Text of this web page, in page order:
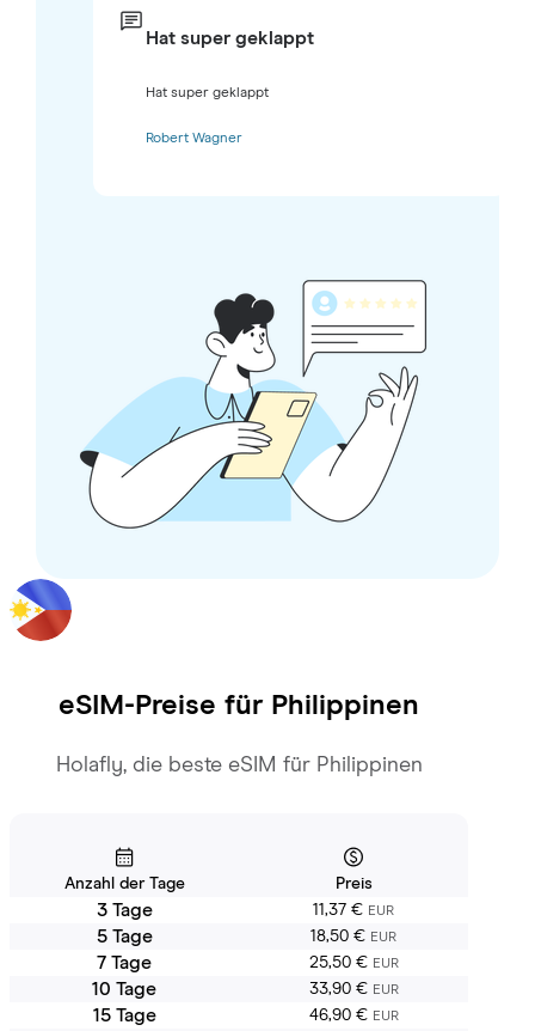
Hat super geklappt
Hat super geklappt
Robert Wagner
eSIM-Preise für Philippinen
Holafly, die beste eSIM für Philippinen
Anzahl der Tage Preis
3 Tage 11,37 € EUR
5 Tage 18,50 € EUR
7 Tage 25,50 € EUR
10 Tage 33,90 € EUR
15 Tage 46,90 € EUR